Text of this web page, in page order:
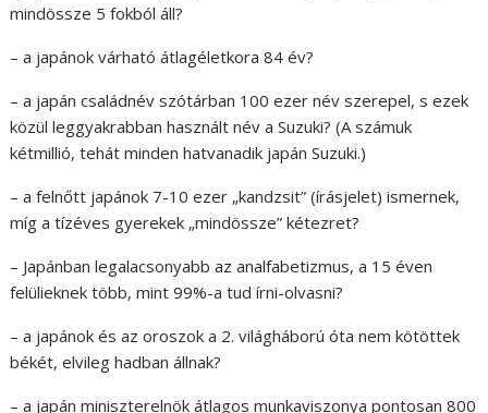
mindössze 5 fokból áll?
– a japánok várható átlagéletkora 84 év?
– a japán családnév szótárban 100 ezer név szerepel, s ezek
közül leggyakrabban használt név a Suzuki? (A számuk
kétmillió, tehát minden hatvanadik japán Suzuki.)
– a felnőtt japánok 7-10 ezer „kandzsit” (írásjelet) ismernek,
míg a tízéves gyerekek „mindössze” kétezret?
– Japánban legalacsonyabb az analfabetizmus, a 15 éven
felülieknek több, mint 99%-a tud írni-olvasni?
– a japánok és az oroszok a 2. világháború óta nem kötöttek
békét, elvileg hadban állnak?
– a japán miniszterelnök átlagos munkaviszonya pontosan 800